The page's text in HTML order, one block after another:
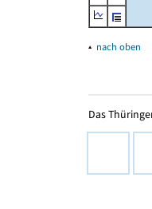
▴ nach oben
Das